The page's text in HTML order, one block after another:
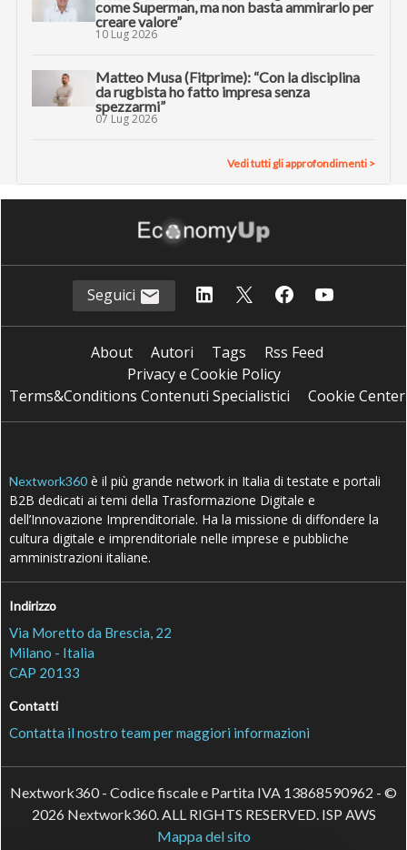
come Superman, ma non basta ammirarlo per
creare valore”
10 Lug 2026
Matteo Musa (Fitprime): “Con la disciplina
da rugbista ho fatto impresa senza
spezzarmi”
07 Lug 2026
Vedi tutti gli approfondimenti >
Seguici
About Autori Tags
Rss Feed
Privacy e Cookie Policy
Terms&Conditions Contenuti Specialistici
Cookie Center
Nextwork360 è il più grande network in Italia di testate e portali
B2B dedicati ai temi della Trasformazione Digitale e
dell’Innovazione Imprenditoriale. Ha la missione di diffondere la
cultura digitale e imprenditoriale nelle imprese e pubbliche
amministrazioni italiane.
Indirizzo
Via Moretto da Brescia, 22
Milano - Italia
CAP 20133
Contatti
Contatta il nostro team per maggiori informazioni
Nextwork360 - Codice fiscale e Partita IVA 13868590962 - ©
2026 Nextwork360. ALL RIGHTS RESERVED. ISP AWS
Mappa del sito